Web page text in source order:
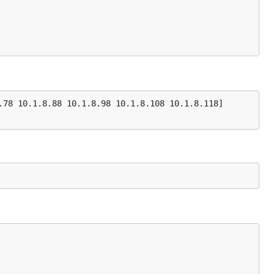
10.1.8.88 10.1.8.98 10.1.8.108 10.1.8.118]